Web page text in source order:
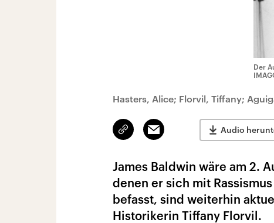
Der
Hasters, Alice; Florvil, Tiffany;
Link
kopieren/teilen
Email Audio
James Baldwin wäre am 2.
denen er sich mit
befasst, sind weiterhin
Historikerin Tiffany Florvil.